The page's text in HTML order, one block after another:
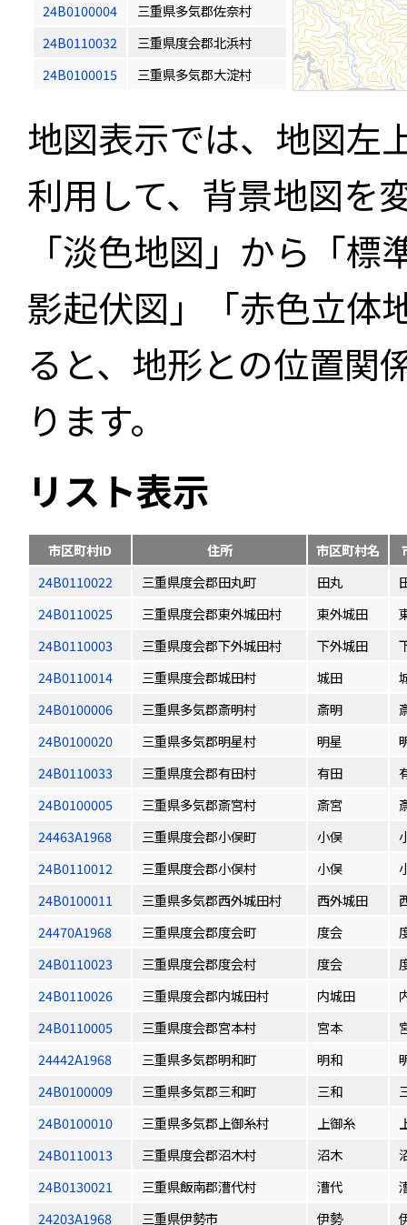
24B0100004
三重県多気郡佐奈村
24B0110032
三重県度会郡北浜村
24B0100015
三重県多気郡大淀村
地図表示では、地図左
利用して、背景地図を
「淡色地図」から「
影起伏図」「赤色立体
ると、地形との位置関
ります。
リスト表示
市区町村ID 住所 市区町村名
24B0110022
三重県度会郡田丸町 田丸
24B0110025
三重県度会郡東外城田村 東外城田
24B0110003
三重県度会郡下外城田村 下外城田
24B0110014
三重県度会郡城田村 城田
24B0100006
三重県多気郡斎明村 斎明
24B0100020
三重県多気郡明星村 明星
24B0110033
三重県度会郡有田村 有田
24B0100005
三重県多気郡斎宮村 斎宮
24463A1968
三重県度会郡小俣町 小俣
24B0110012
三重県度会郡小俣村 小俣
24B0100011
三重県多気郡西外城田村 西外城田
24470A1968
三重県度会郡度会町 度会
24B0110023
三重県度会郡度会村 度会
24B0110026
三重県度会郡内城田村 内城田
24B0110005
三重県度会郡宮本村 宮本
24442A1968
三重県多気郡明和町 明和
24B0100009
三重県多気郡三和町 三和
24B0100010
三重県多気郡上御糸村 上御糸
24B0110013
三重県度会郡沼木村 沼木
24B0130021
三重県飯南郡漕代村 漕代
24203A1968
三重県伊勢市 伊勢